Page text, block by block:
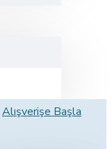
Alışverişe Başla